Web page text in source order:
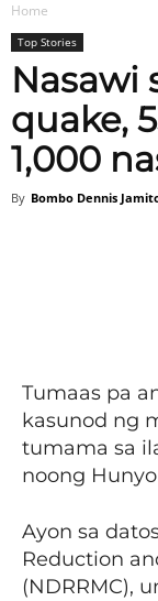
Home
Top Stories
Nasawi
quake,
1,000
By Bombo Dennis
Tumaas pa
kasunod ng
tumama sa
noong Hunyo
Ayon sa
Reduction
(NDRRMC),